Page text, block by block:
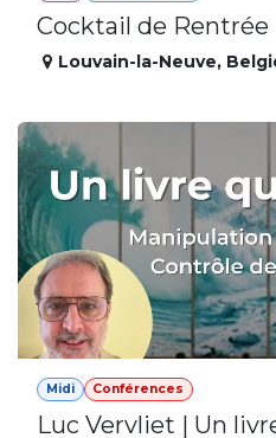
Cocktail de Rentrée
Louvain-la-Neuve,
Midi Conférences
Luc Vervliet | Un